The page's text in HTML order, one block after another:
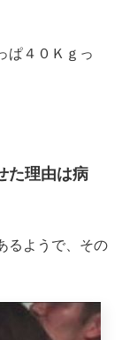
ぱ４０Ｋｇっ
た理由は病
るようで、その